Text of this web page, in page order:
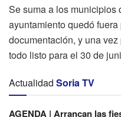
Se suma a los municipios
ayuntamiento quedó
documentación, y una
todo listo para el 30 de
Actualidad Soria TV
AGENDA | Arrancan las